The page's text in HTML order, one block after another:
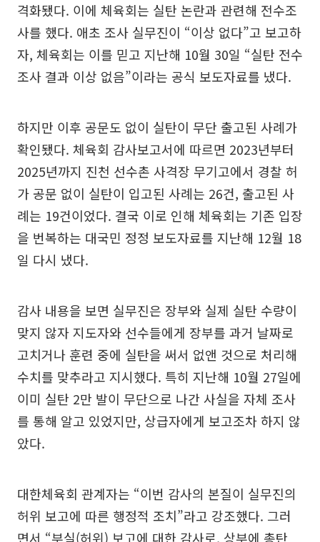
격화됐다. 이에 체육회는 실탄 논란과 관련해 전수조
사를 했다. 애초 조사 실무진이 “이상 없다”고 보고하
자, 체육회는 이를 믿고 지난해 10월 30일 “실탄 전수
조사 결과 이상 없음”이라는 공식 보도자료를 냈다.
하지만 이후 공문도 없이 실탄이 무단 출고된 사례가
확인됐다. 체육회 감사보고서에 따르면 2023년부터
2025년까지 진천 선수촌 사격장 무기고에서 경찰 허
가 공문 없이 실탄이 입고된 사례는 26건, 출고된 사
례는 19건이었다. 결국 이로 인해 체육회는 기존 입장
을 번복하는 대국민 정정 보도자료를 지난해 12월 18
일 다시 냈다.
감사 내용을 보면 실무진은 장부와 실제 실탄 수량이
맞지 않자 지도자와 선수들에게 장부를 과거 날짜로
고치거나 훈련 중에 실탄을 써서 없앤 것으로 처리해
수치를 맞추라고 지시했다. 특히 지난해 10월 27일에
이미 실탄 2만 발이 무단으로 나간 사실을 자체 조사
를 통해 알고 있었지만, 상급자에게 보고조차 하지 않
았다.
대한체육회 관계자는 “이번 감사의 본질이 실무진의
허위 보고에 따른 행정적 조치”라고 강조했다. 그러
면서 “부실(허위) 보고에 대한 감사로, 상부에 총탄